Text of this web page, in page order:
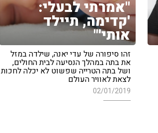
"אמרתי לבעלי:
'קדימה, תיילד
אותי'"
זהו סיפורה של עדי יאנה, שילדה במזל
את בתה במהלך הנסיעה לבית החולים,
ושל בתה הטרייה שפשוט לא יכלה לחכות
לצאת לאוויר העולם
02/01/2019